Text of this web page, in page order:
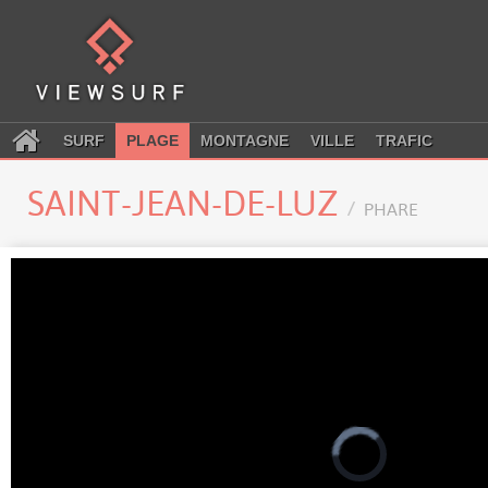
SURF PLAGE MONTAGNE VILLE TRAFIC
SAINT-JEAN-DE-LUZ PHARE